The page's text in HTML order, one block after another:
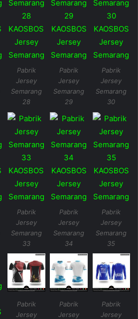
Pabrik
Jersey
Semarang
28
Pabrik
Jersey
Semarang
29
Pabrik
Jersey
Semarang
30
Pabrik
Jersey
Semarang
33
Pabrik
Jersey
Semarang
34
Pabrik
Jersey
Semarang
35
Pabrik
Jersey
Pabrik
Jersey
Pabrik
Jersey